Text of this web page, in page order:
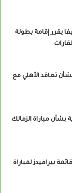
يقرر إقامة بطولة
تعاقد الأهلي مع
بشأن مباراة الزمالك
بيراميدز لمباراة